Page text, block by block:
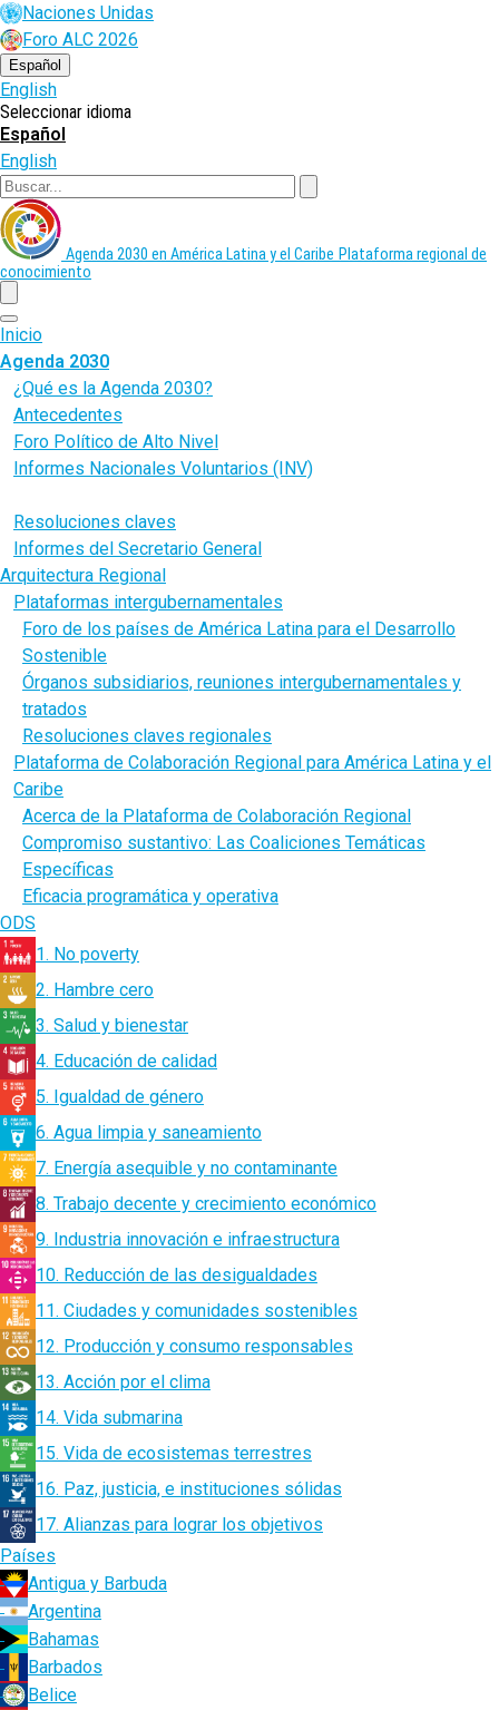
Pasar
al
contenido
principal
Naciones Unidas
Foro ALC 2026
Español
English
Seleccionar idioma
Español
English
Agenda 2030 en América Latina y el Caribe Plataforma regional de
conocimiento
menu
Inicio
Agenda 2030
¿Qué es la Agenda 2030?
Antecedentes
Foro Político de Alto Nivel
Informes Nacionales Voluntarios (INV)
Resoluciones claves
Informes del Secretario General
Arquitectura Regional
Plataformas intergubernamentales
Foro de los países de América Latina para el Desarrollo
Sostenible
Órganos subsidiarios, reuniones intergubernamentales y
tratados
Resoluciones claves regionales
Plataforma de Colaboración Regional para América Latina y el
Caribe
Acerca de la Plataforma de Colaboración Regional
Compromiso sustantivo: Las Coaliciones Temáticas
Específicas
Eficacia programática y operativa
ODS
1. No poverty
2. Hambre cero
3. Salud y bienestar
4. Educación de calidad
5. Igualdad de género
6. Agua limpia y saneamiento
7. Energía asequible y no contaminante
8. Trabajo decente y crecimiento económico
9. Industria innovación e infraestructura
10. Reducción de las desigualdades
11. Ciudades y comunidades sostenibles
12. Producción y consumo responsables
13. Acción por el clima
14. Vida submarina
15. Vida de ecosistemas terrestres
16. Paz, justicia, e instituciones sólidas
17. Alianzas para lograr los objetivos
Países
Antigua y Barbuda
Argentina
Bahamas
Barbados
Belice